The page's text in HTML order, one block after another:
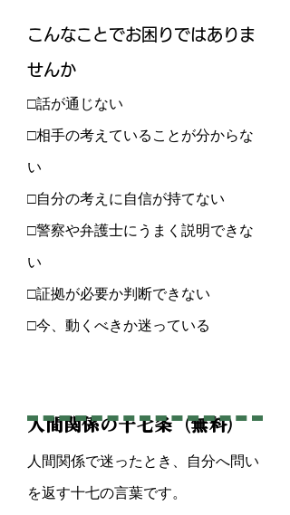
こんなことでお困りではありま
せんか
□話が通じない
□相手の考えていることが分からな
い
□自分の考えに自信が持てない
□警察や弁護士にうまく説明できな
い
□証拠が必要か判断できない
□今、動くべきか迷っている
人間関係の十七条（無料）
人間関係で迷ったとき、自分へ問い
を返す十七の言葉です。